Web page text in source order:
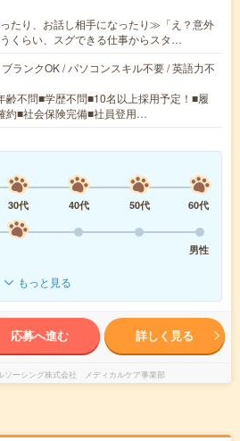
たり、お話し相手になったり≫「え？意外
くらい、スグできる仕事からスタ…
ランクOK / パソコンスキル不要 / 英語力不
齢不問■学歴不問■10名以上採用予定！■履
約■社会保険完備■社員登用…
30代 40代 50代
60代
男性
もっと見る
応募へ進む 詳しく見る
ソーシング株式会社 メディカルケア事業部